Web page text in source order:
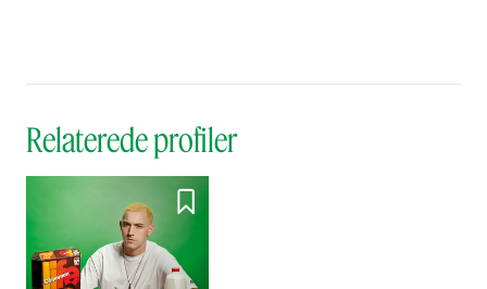
Relaterede profiler
